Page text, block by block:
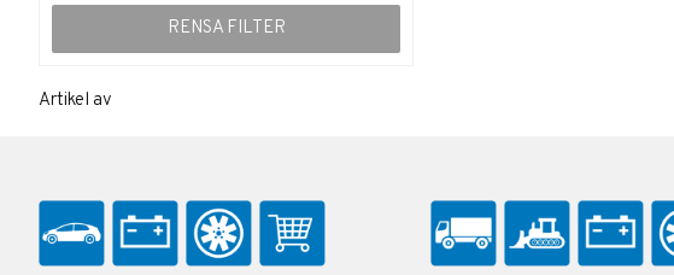
RENSA FILTER
Artikel av